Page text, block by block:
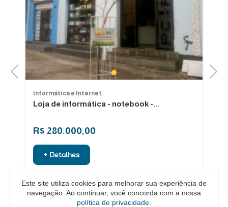
Previous 1
Informática e Internet
Loja de informática - notebook -...
R$ 280.000,00
+ Detalhes
Next
Este site utiliza cookies para melhorar sua experiência de
navegação. Ao continuar, você concorda com a nossa
política de privacidade